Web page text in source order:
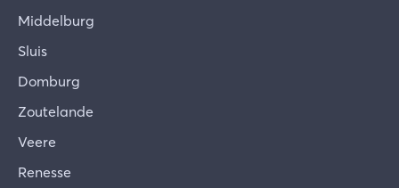
Middelburg
Sluis
Domburg
Zoutelande
Veere
Renesse